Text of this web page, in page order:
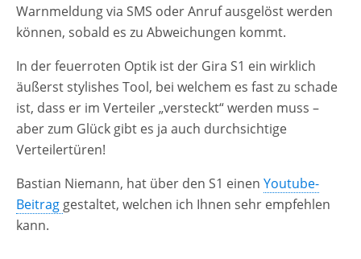
Warnmeldung via SMS oder Anruf ausgelöst werden
können, sobald es zu Abweichungen kommt.
In der feuerroten Optik ist der Gira S1 ein wirklich
äußerst stylishes Tool, bei welchem es fast zu schade
ist, dass er im Verteiler „versteckt“ werden muss –
aber zum Glück gibt es ja auch durchsichtige
Verteilertüren!
Bastian Niemann, hat über den S1 einen Youtube-
Beitrag gestaltet, welchen ich Ihnen sehr empfehlen
kann.